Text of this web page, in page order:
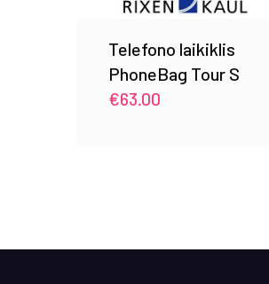
Telefono laikiklis
PhoneBag Tour S
€63.00